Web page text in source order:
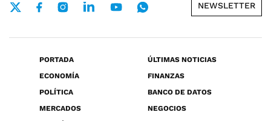
NEWSLETTER
PORTADA
ÚLTIMAS NOTICIAS
ECONOMÍA
FINANZAS
POLÍTICA
BANCO DE DATOS
MERCADOS
NEGOCIOS